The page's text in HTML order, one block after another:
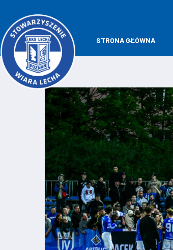
STRONA GŁÓWNA